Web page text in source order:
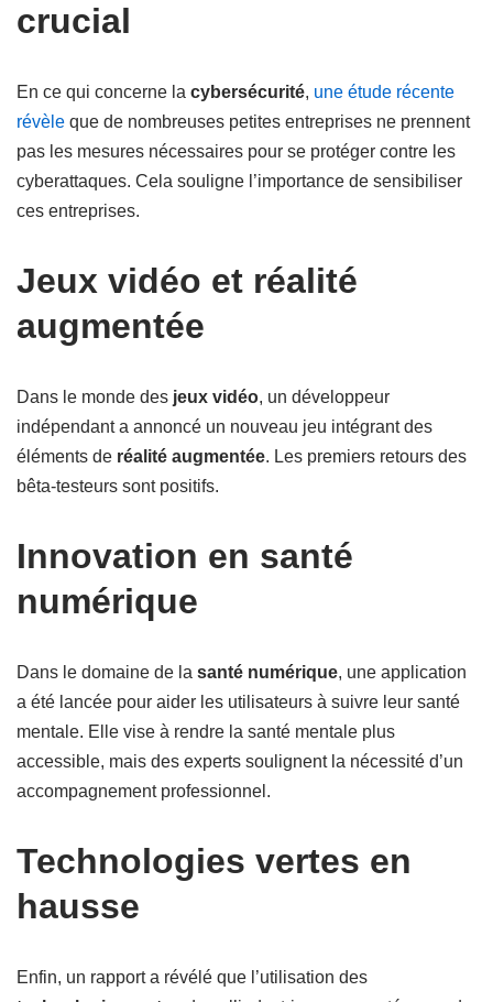
crucial
En ce qui concerne la cybersécurité, une étude récente
révèle que de nombreuses petites entreprises ne prennent
pas les mesures nécessaires pour se protéger contre les
cyberattaques. Cela souligne l’importance de sensibiliser
ces entreprises.
Jeux vidéo et réalité
augmentée
Dans le monde des jeux vidéo, un développeur
indépendant a annoncé un nouveau jeu intégrant des
éléments de réalité augmentée. Les premiers retours des
bêta-testeurs sont positifs.
Innovation en santé
numérique
Dans le domaine de la santé numérique, une application
a été lancée pour aider les utilisateurs à suivre leur santé
mentale. Elle vise à rendre la santé mentale plus
accessible, mais des experts soulignent la nécessité d’un
accompagnement professionnel.
Technologies vertes en
hausse
Enfin, un rapport a révélé que l’utilisation des